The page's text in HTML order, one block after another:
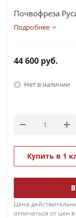
Почвофреза
Подробнее
44 600 руб.
Нет в наличии
Купить в 1
Цена
отличаться от цен